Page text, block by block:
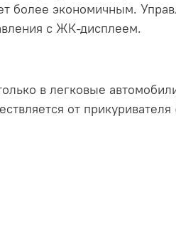
более экономичным.
с ЖК-дисплеем.
в легковые
от